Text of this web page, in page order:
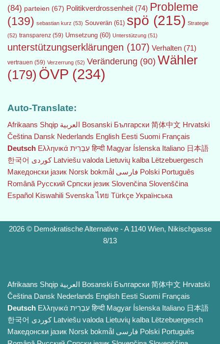
(84) parteien (67) Politikverdrossenheit (74) Probleme
(139) sebastian kurz (53) Souverän (61) spö (215) Strategie
(52) transparenz (59) Umsetzung (60) Unterstützung (51)
unterstützungserklärungen (107) Verhalten (71)
vertrauen (59) Verzerrung (52) Veränderung (90) Wähler
(179) ÖVP (234)
Auto-Translate:
Afrikaans Shqip العربية Bosanski Български 简体中文 Hrvatski
Čeština‎ Dansk Nederlands English Eesti Suomi Français
Deutsch Ελληνικά עִבְרִית हिन्दी Magyar Íslenska Italiano 日本語
한국어
Latviešu valoda Lietuvių kalba Lëtzebuergesch
Македонски јазик Norsk bokmål فارسی Polski Português
Română Русский Српски језик Slovenčina Slovenščina
Español Kiswahili Svenska ไทย Türkçe Українська
2026 © Demokratische Alternative - A 1140 Wien, Nikischgasse
8/13
Afrikaans Shqip العربية Bosanski Български 简体中文 Hrvatski
Čeština‎ Dansk Nederlands English Eesti Suomi Français
Deutsch Ελληνικά עִבְרִית हिन्दी Magyar Íslenska Italiano 日本語
한국어
Latviešu valoda Lietuvių kalba Lëtzebuergesch
Македонски јазик Norsk bokmål فارسی Polski Português